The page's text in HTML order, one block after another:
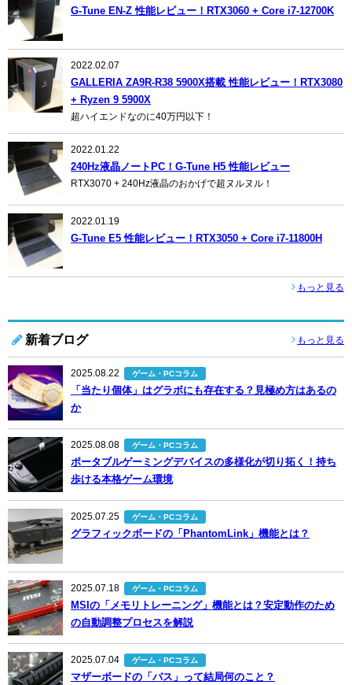
G-Tune EN-Z 性能レビュー！RTX3060 + Core i7-12700K
2022.02.07
GALLERIA ZA9R-R38 5900X搭載 性能レビュー！RTX3080
+ Ryzen 9 5900X
超ハイエンドなのに40万円以下！
2022.01.22
240Hz液晶ノートPC！G-Tune H5 性能レビュー
RTX3070 + 240Hz液晶のおかげで超ヌルヌル！
2022.01.19
G-Tune E5 性能レビュー！RTX3050 + Core i7-11800H
もっと見る
新着ブログ もっと見る
2025.08.22 ゲーム・PCコラム
「当たり個体」はグラボにも存在する？見極め方はあるの
か
2025.08.08 ゲーム・PCコラム
ポータブルゲーミングデバイスの多様化が切り拓く！持ち
歩ける本格ゲーム環境
2025.07.25 ゲーム・PCコラム
グラフィックボードの「PhantomLink」機能とは？
2025.07.18 ゲーム・PCコラム
MSIの「メモリトレーニング」機能とは？安定動作のため
の自動調整プロセスを解説
2025.07.04 ゲーム・PCコラム
マザーボードの「バス」って結局何のこと？